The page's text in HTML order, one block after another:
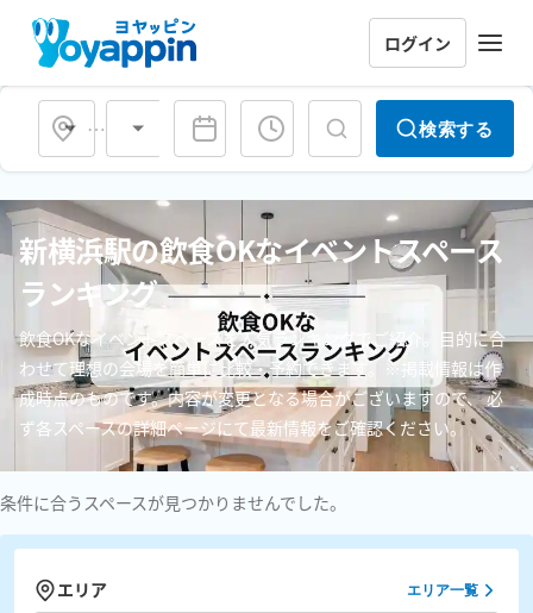
ログイン
会場タイプ 検索する
新横浜駅の飲食OKなイベントスペース
ランキング
飲食OKなイベントスペースを人気ランキングでご紹介。目的に合
わせて理想の会場を簡単に比較・予約できます。※掲載情報は作
成時点のものです。内容が変更となる場合がございますので、 必
ず各スペースの詳細ページにて最新情報をご確認ください。
条件に合うスペースが見つかりませんでした。
エリア エリア一覧